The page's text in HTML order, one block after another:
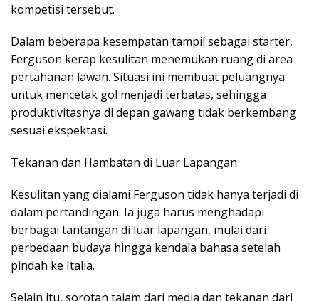
kompetisi tersebut.
Dalam beberapa kesempatan tampil sebagai starter,
Ferguson kerap kesulitan menemukan ruang di area
pertahanan lawan. Situasi ini membuat peluangnya
untuk mencetak gol menjadi terbatas, sehingga
produktivitasnya di depan gawang tidak berkembang
sesuai ekspektasi.
Tekanan dan Hambatan di Luar Lapangan
Kesulitan yang dialami Ferguson tidak hanya terjadi di
dalam pertandingan. Ia juga harus menghadapi
berbagai tantangan di luar lapangan, mulai dari
perbedaan budaya hingga kendala bahasa setelah
pindah ke Italia.
Selain itu, sorotan tajam dari media dan tekanan dari